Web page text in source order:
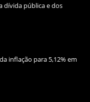
dívida pública e dos
inflação para 5,12% em